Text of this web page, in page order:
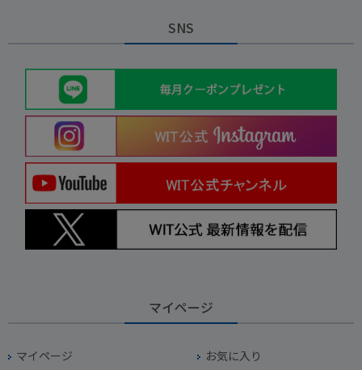
SNS
マイページ
マイページ
お気に入り